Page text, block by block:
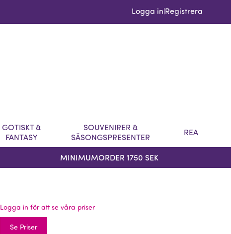
Logga in|Registrera
GOTISKT &
FANTASY
SOUVENIRER &
SÄSONGSPRESENTER
REA
MINIMUMORDER 1750 SEK
Logga in för att se våra priser
Se Priser